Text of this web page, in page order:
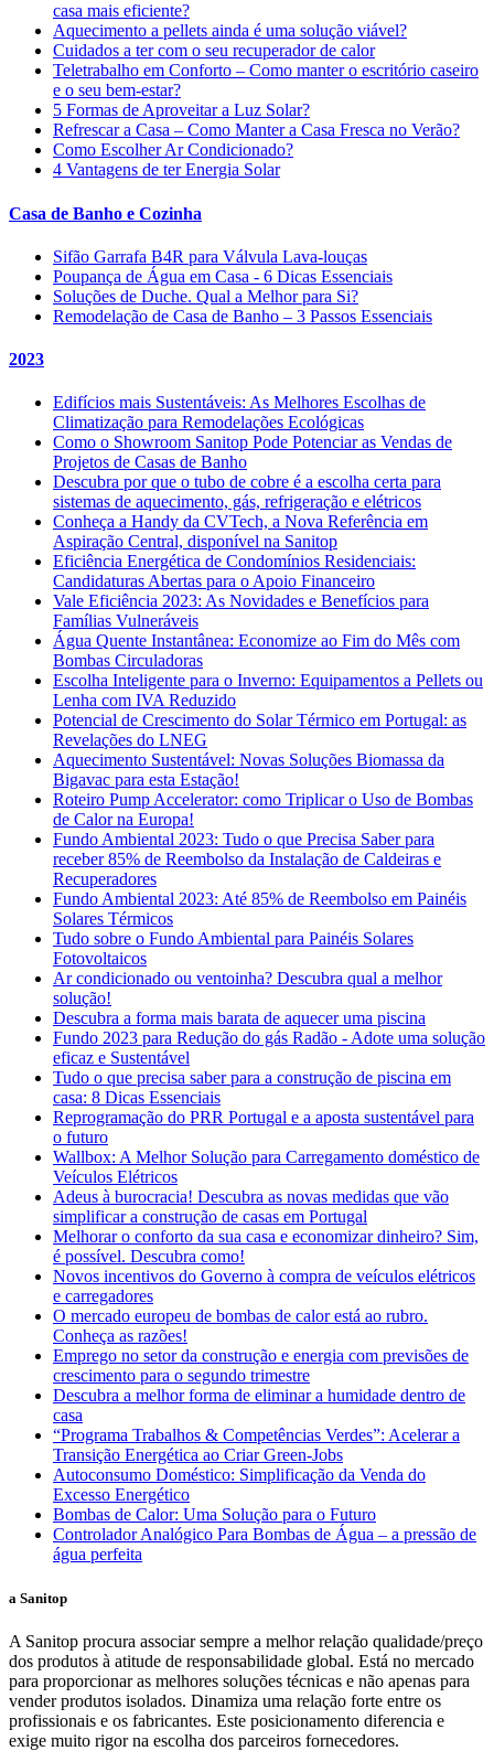
casa mais eficiente?
Aquecimento a pellets ainda é uma solução viável?
Cuidados a ter com o seu recuperador de calor
Teletrabalho em Conforto – Como manter o escritório caseiro
e o seu bem-estar?
5 Formas de Aproveitar a Luz Solar?
Refrescar a Casa – Como Manter a Casa Fresca no Verão?
Como Escolher Ar Condicionado?
4 Vantagens de ter Energia Solar
Casa de Banho e Cozinha
Sifão Garrafa B4R para Válvula Lava-louças
Poupança de Água em Casa - 6 Dicas Essenciais
Soluções de Duche. Qual a Melhor para Si?
Remodelação de Casa de Banho – 3 Passos Essenciais
2023
Edifícios mais Sustentáveis: As Melhores Escolhas de
Climatização para Remodelações Ecológicas
Como o Showroom Sanitop Pode Potenciar as Vendas de
Projetos de Casas de Banho
Descubra por que o tubo de cobre é a escolha certa para
sistemas de aquecimento, gás, refrigeração e elétricos
Conheça a Handy da CVTech, a Nova Referência em
Aspiração Central, disponível na Sanitop
Eficiência Energética de Condomínios Residenciais:
Candidaturas Abertas para o Apoio Financeiro
Vale Eficiência 2023: As Novidades e Benefícios para
Famílias Vulneráveis
Água Quente Instantânea: Economize ao Fim do Mês com
Bombas Circuladoras
Escolha Inteligente para o Inverno: Equipamentos a Pellets ou
Lenha com IVA Reduzido
Potencial de Crescimento do Solar Térmico em Portugal: as
Revelações do LNEG
Aquecimento Sustentável: Novas Soluções Biomassa da
Bigavac para esta Estação!
Roteiro Pump Accelerator: como Triplicar o Uso de Bombas
de Calor na Europa!
Fundo Ambiental 2023: Tudo o que Precisa Saber para
receber 85% de Reembolso da Instalação de Caldeiras e
Recuperadores
Fundo Ambiental 2023: Até 85% de Reembolso em Painéis
Solares Térmicos
Tudo sobre o Fundo Ambiental para Painéis Solares
Fotovoltaicos
Ar condicionado ou ventoinha? Descubra qual a melhor
solução!
Descubra a forma mais barata de aquecer uma piscina
Fundo 2023 para Redução do gás Radão - Adote uma solução
eficaz e Sustentável
Tudo o que precisa saber para a construção de piscina em
casa: 8 Dicas Essenciais
Reprogramação do PRR Portugal e a aposta sustentável para
o futuro
Wallbox: A Melhor Solução para Carregamento doméstico de
Veículos Elétricos
Adeus à burocracia! Descubra as novas medidas que vão
simplificar a construção de casas em Portugal
Melhorar o conforto da sua casa e economizar dinheiro? Sim,
é possível. Descubra como!
Novos incentivos do Governo à compra de veículos elétricos
e carregadores
O mercado europeu de bombas de calor está ao rubro.
Conheça as razões!
Emprego no setor da construção e energia com previsões de
crescimento para o segundo trimestre
Descubra a melhor forma de eliminar a humidade dentro de
casa
“Programa Trabalhos & Competências Verdes”: Acelerar a
Transição Energética ao Criar Green-Jobs
Autoconsumo Doméstico: Simplificação da Venda do
Excesso Energético
Bombas de Calor: Uma Solução para o Futuro
Controlador Analógico Para Bombas de Água – a pressão de
água perfeita
a Sanitop
A Sanitop procura associar sempre a melhor relação qualidade/preço
dos produtos à atitude de responsabilidade global. Está no mercado
para proporcionar as melhores soluções técnicas e não apenas para
vender produtos isolados. Dinamiza uma relação forte entre os
profissionais e os fabricantes. Este posicionamento diferencia e
exige muito rigor na escolha dos parceiros fornecedores.